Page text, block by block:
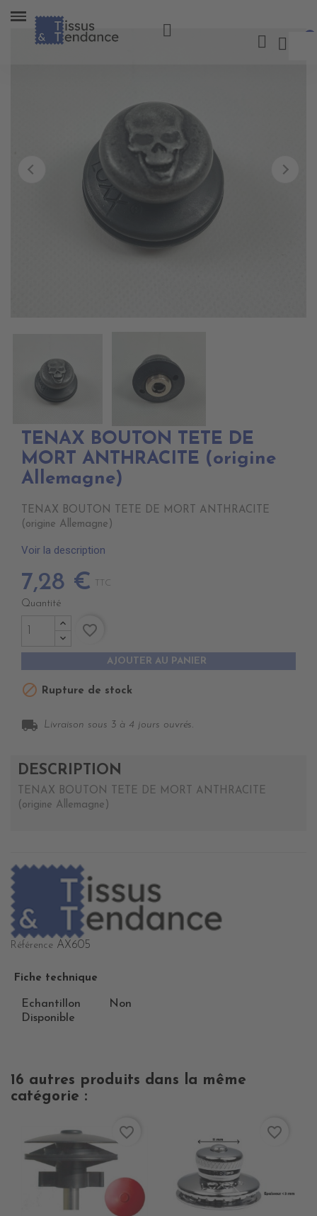
TENAX BOUTON TETE DE
MORT ANTHRACITE (origine
Allemagne)
TENAX BOUTON TETE DE MORT ANTHRACITE
(origine Allemagne)
Voir la description
7,28 € TTC
Quantité
AJOUTER AU PANIER
favorite_border
 Rupture de stock
local_shipping Livraison sous 3 à 4 jours ouvrés.
DESCRIPTION
TENAX BOUTON TETE DE MORT ANTHRACITE
(origine Allemagne)
Référence AX605
Fiche technique
Echantillon
Disponible
Non
16 autres produits dans la même
catégorie :
favorite_border favorite_border